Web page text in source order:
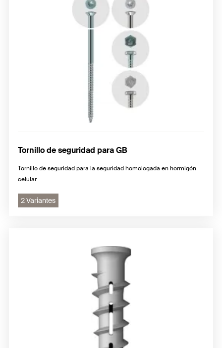
Tornillo de seguridad para GB
Tornillo de seguridad para la seguridad homologada en hormigón
celular
2 Variantes